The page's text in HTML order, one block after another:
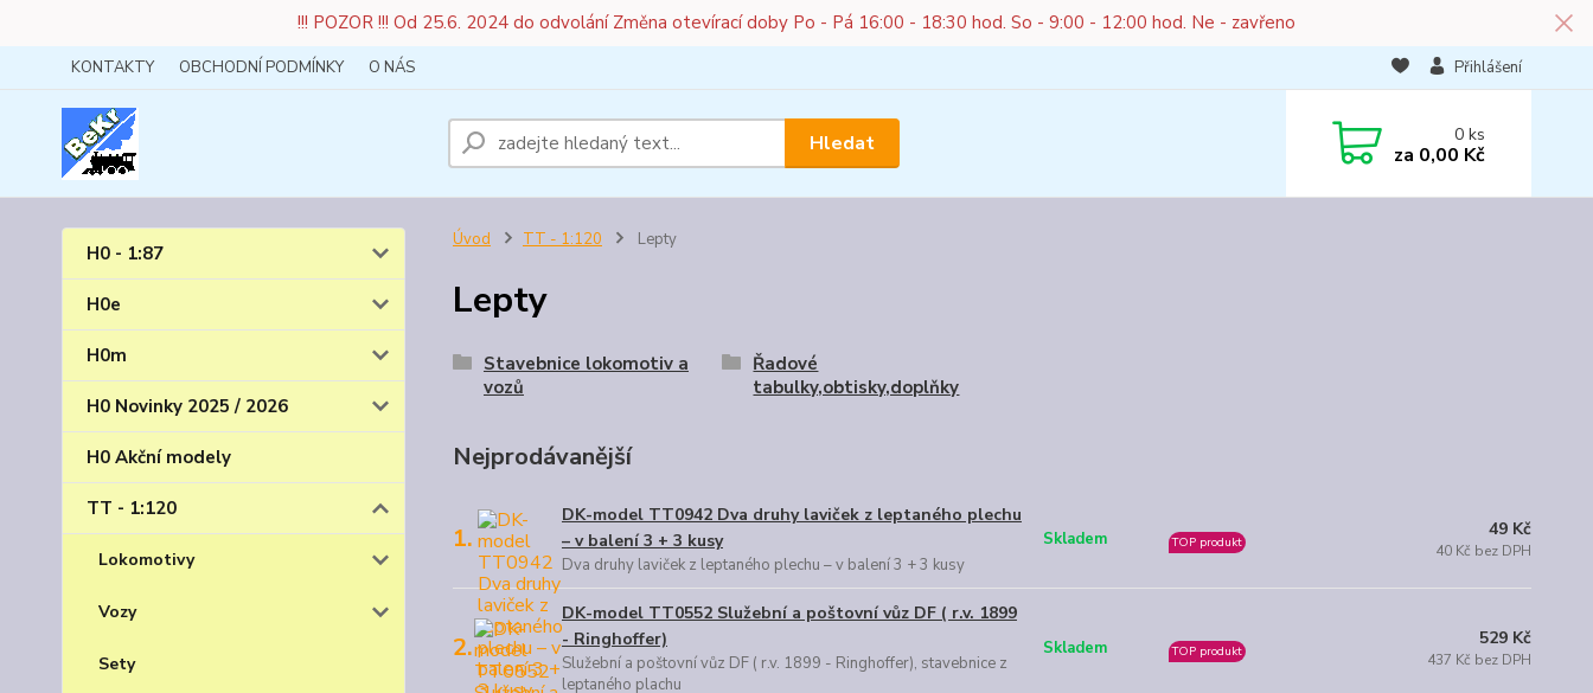
!!! POZOR !!! Od 25.6. 2024 do odvolání Změna otevírací doby Po - Pá 16:00 - 18:30 hod. So - 9:00 - 12:00 hod. Ne - zavřeno
KONTAKTY OBCHODNÍ PODMÍNKY O NÁS Přihlášení
Hledat 0ks
za 0,00 Kč
H0 - 1:87
H0e
H0m
H0 Novinky 2025 / 2026
H0 Akční modely
TT - 1:120
Lokomotivy
Vozy
Sety
Úvod TT - 1:120 Lepty
Lepty
Stavebnice lokomotiv a
vozů
Řadové
tabulky,obtisky,doplňky
Nejprodávanější
1.
DK-model TT0942 Dva druhy laviček z leptaného plechu
– v balení 3 + 3 kusy
Dva druhy laviček z leptaného plechu – v balení 3 + 3 kusy
Skladem TOP produkt
49 Kč
40 Kč bez DPH
2.
DK-model TT0552 Služební a poštovní vůz DF ( r.v. 1899
- Ringhoffer)
Služební a poštovní vůz DF ( r.v. 1899 - Ringhoffer), stavebnice z
leptaného plachu
Skladem TOP produkt
529 Kč
437 Kč bez DPH